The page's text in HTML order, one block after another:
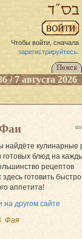
Чтобы войти, сначала
зарегистрируйтесь.
/ 7 августа 2026
найдёте кулинарные
блюд на
рецептов
готовить
аппетита!
на другом сайте
Фая